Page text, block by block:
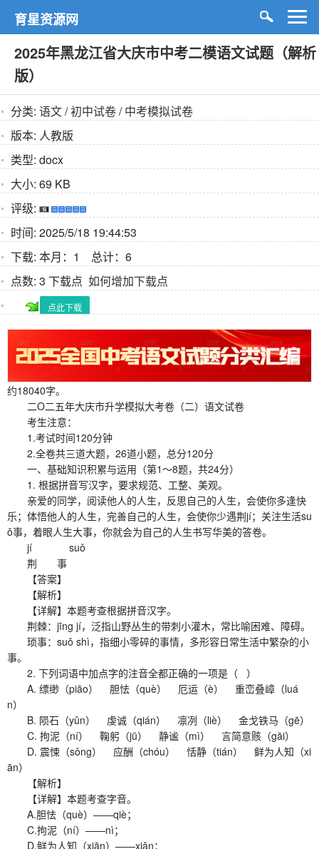
育星资源网
2025年黑龙江省大庆市中考二模语文试题（解析
版）
分类: 语文/初中试卷/中考模拟试卷
版本: 人教版
类型: docx
大小: 69 KB
评级:
时间: 2025/5/18 19:44:53
下载: 本月：1 总计：6
点数: 3 下载点 如何增加下载点
点此下载
约18040字。
二O二五年大庆市升学模拟大考卷（二）语文试卷
考生注意：
1.考试时间120分钟
2.全卷共三道大题，26道小题，总分120分
一、基础知识积累与运用（第1～8题，共24分）
1. 根据拼音写汉字，要求规范、工整、美观。
亲爱的同学，阅读他人的人生，反思自己的人生，会使你多逢快
乐；体悟他人的人生，完善自己的人生，会使你少遇荆jí；关注生活su
ǒ事，着眼人生大事，你就会为自己的人生书写华美的答卷。
jí suǒ
荆 事
【答案】
【解析】
【详解】本题考查根据拼音汉字。
荆棘：jīng jí，泛指山野丛生的带刺小灌木，常比喻困难、障碍。
琐事：suǒ shì，指细小零碎的事情，多形容日常生活中繁杂的小
事。
2. 下列词语中加点字的注音全都正确的一项是（ ）
A. 缥缈（piāo） 胆怯（què） 厄运（è） 重峦叠嶂（luá
n）
B. 陨石（yǔn） 虔诚（qián） 凛冽（liè） 金戈铁马（gē）
C. 拘泥（ní） 鞠躬（jū） 静谧（mì） 言简意赅（gāi）
D. 震悚（sǒng） 应酬（chóu） 恬静（tián） 鲜为人知（xi
ān）
【解析】
【详解】本题考查字音。
A.胆怯（què）——qiè；
C.拘泥（ní）——nì；
D.鲜为人知（xiān）——xiǎn；